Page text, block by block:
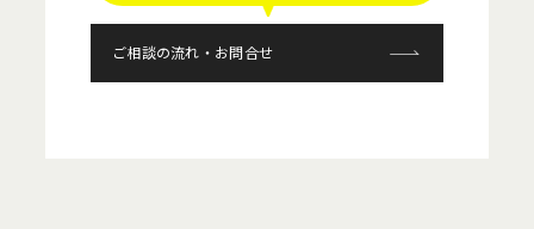
ご相談の流れ・お問合せ